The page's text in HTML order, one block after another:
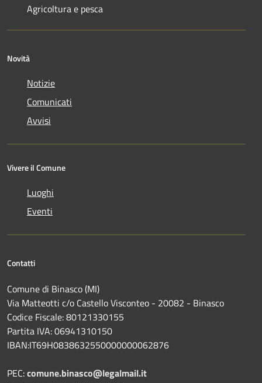
Agricoltura e pesca
Novità
Notizie
Comunicati
Avvisi
Vivere il Comune
Luoghi
Eventi
Contatti
Comune di Binasco (MI)
Via Matteotti c/o Castello Visconteo - 20082 - Binasco
Codice Fiscale: 80121330155
Partita IVA: 06941310150
IBAN:IT69H0838632550000000062876
PEC:comune.binasco@legalmail.it